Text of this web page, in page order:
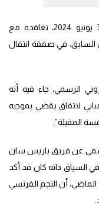
أعلن نادي ريال مدريد رسميًا، اليوم الإثنين 3 يونيو 2024، تعاقده مع
السابق، في صفقة انتقال
الرسمي، جاء فيه أنه
لاتفاق يقضي بموجبه
المقبلة”.
عن فريق باريس سان
السياق ذاته كان قد أكد
الماضي، أن النجم الفرنسي